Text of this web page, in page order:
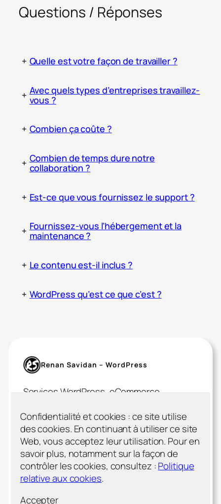
Questions / Réponses
+ Quelle est votre façon de travailler ?
+ Avec quels types d’entreprises travaillez-
vous ?
+ Combien ça coûte ?
+ Combien de temps dure notre
collaboration ?
+ Est-ce que vous fournissez le support ?
+ Fournissez-vous l’hébergement et la
maintenance ?
+ Le contenu est-il inclus ?
+ WordPress qu’est ce que c’est ?
Renan Savidan – WordPress
Services WordPress, eCommerce,
WordPress
LinkedIn
X
Mentions légales
Politique de confidentialité
Confidentialité et cookies : ce site utilise
des cookies. En continuant à utiliser ce site
Web, vous acceptez leur utilisation. Pour en
savoir plus, notamment sur la façon de
contrôler les cookies, consultez :Politique
relative aux cookies.
Accepter